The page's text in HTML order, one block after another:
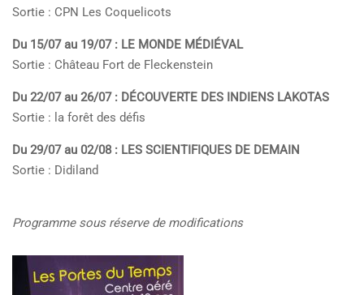
Sortie : CPN Les Coquelicots
Du 15/07 au 19/07 : LE MONDE MÉDIÉVAL
Sortie : Château Fort de Fleckenstein
Du 22/07 au 26/07 : DÉCOUVERTE DES INDIENS LAKOTAS
Sortie : la forêt des défis
Du 29/07 au 02/08 : LES SCIENTIFIQUES DE DEMAIN
Sortie : Didiland
Programme sous réserve de modifications